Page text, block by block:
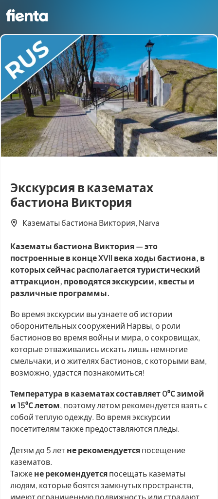
Экскурсия в казематах
бастиона Виктория
Казематы бастиона Виктория, Narva
Казематы бастиона Виктория — это
построенные в конце XVII века ходы бастиона, в
которых сейчас располагается туристический
аттракцион, проводятся экскурсии, квесты и
различные программы.
Во время экскурсии вы узнаете об истории
оборонительных сооружений Нарвы, о роли
бастионов во время войны и мира, о сокровищах,
которые отваживались искать лишь немногие
смельчаки, и о жителях бастионов, с которыми вам,
возможно, удастся познакомиться!
Температура в казематах составляет 0⁰С зимой
и 15⁰С летом, поэтому летом рекомендуется взять с
собой теплую одежду. Во время экскурсии
посетителям также предоставляются пледы.
Детям до 5 летне рекомендуетсяпосещение
казематов.
Такжене рекомендуетсяпосещать казематы
людям, которые боятся замкнутых пространств,
имеют ограниченную подвижность или страдают